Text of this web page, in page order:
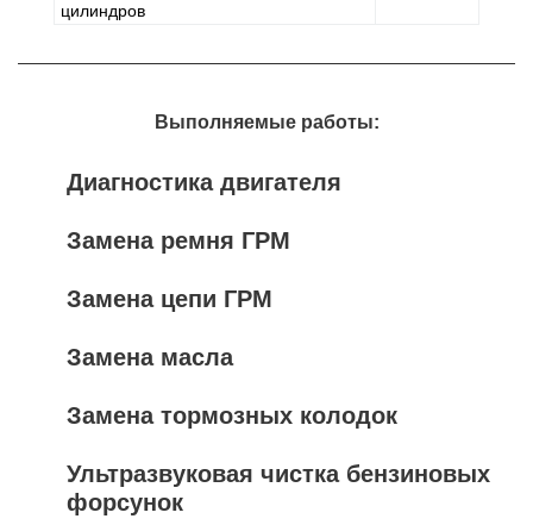
цилиндров
Выполняемые работы:
Диагностика двигателя
Замена ремня ГРМ
Замена цепи ГРМ
Замена масла
Замена тормозных колодок
Ультразвуковая чистка бензиновых
форсунок